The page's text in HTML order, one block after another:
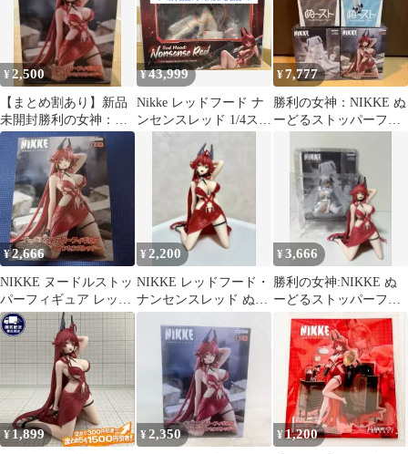
ドフード-ナンセンスレ
ッド-
¥ 2,500
【まとめ割あり】新品
未開封勝利の女神：
NIKKE レッドフード
フィギュア
¥43,999
Nikke レッドフード ナ
ンセンスレッド 1/4スケ
ールフィギュア
¥7,777
勝利の女神：NIKKE ぬ
ーどるストッパーフィ
¥2,666
NIKKE ヌードルストッ
パーフィギュア レッド
フード・ナンセンスレ
ッド
¥2,200
NIKKE レッドフード・
ナンセンスレッド ぬー
どるストッパーフィギ
¥3,666
勝利の女神:NIKKE ぬ
ーどるストッパーフィ
ギュア レッドフー
ド シンデレラ
¥1,899 ¥2,350 ¥1,200